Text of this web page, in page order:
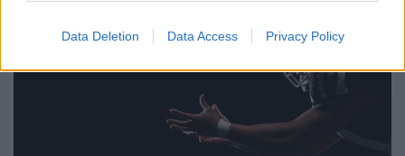
Data Deletion Data Access Privacy Policy